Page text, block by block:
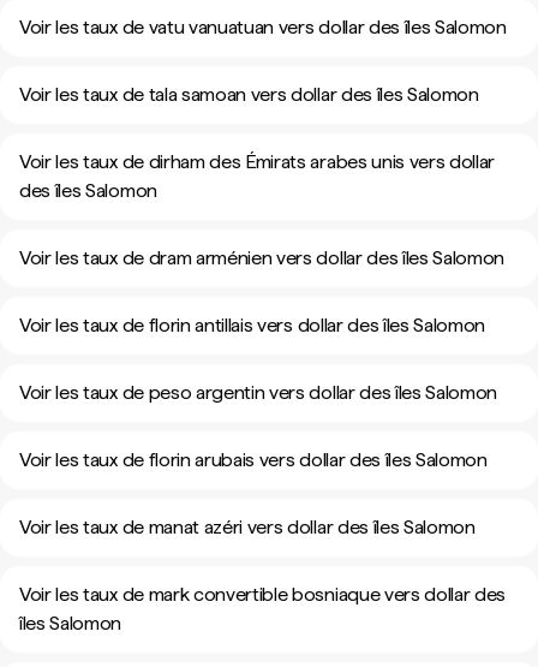
Voir les taux de vatu vanuatuan vers dollar des îles Salomon
Voir les taux de tala samoan vers dollar des îles Salomon
Voir les taux de dirham des Émirats arabes unis vers dollar
des îles Salomon
Voir les taux de dram arménien vers dollar des îles Salomon
Voir les taux de florin antillais vers dollar des îles Salomon
Voir les taux de peso argentin vers dollar des îles Salomon
Voir les taux de florin arubais vers dollar des îles Salomon
Voir les taux de manat azéri vers dollar des îles Salomon
Voir les taux de mark convertible bosniaque vers dollar des
îles Salomon